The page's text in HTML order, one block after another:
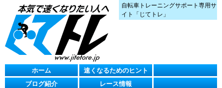
自転車トレーニングサポート専用サ
イト「じてトレ」
ホーム
速くなるためのヒント
ブログ紹介
レース情報